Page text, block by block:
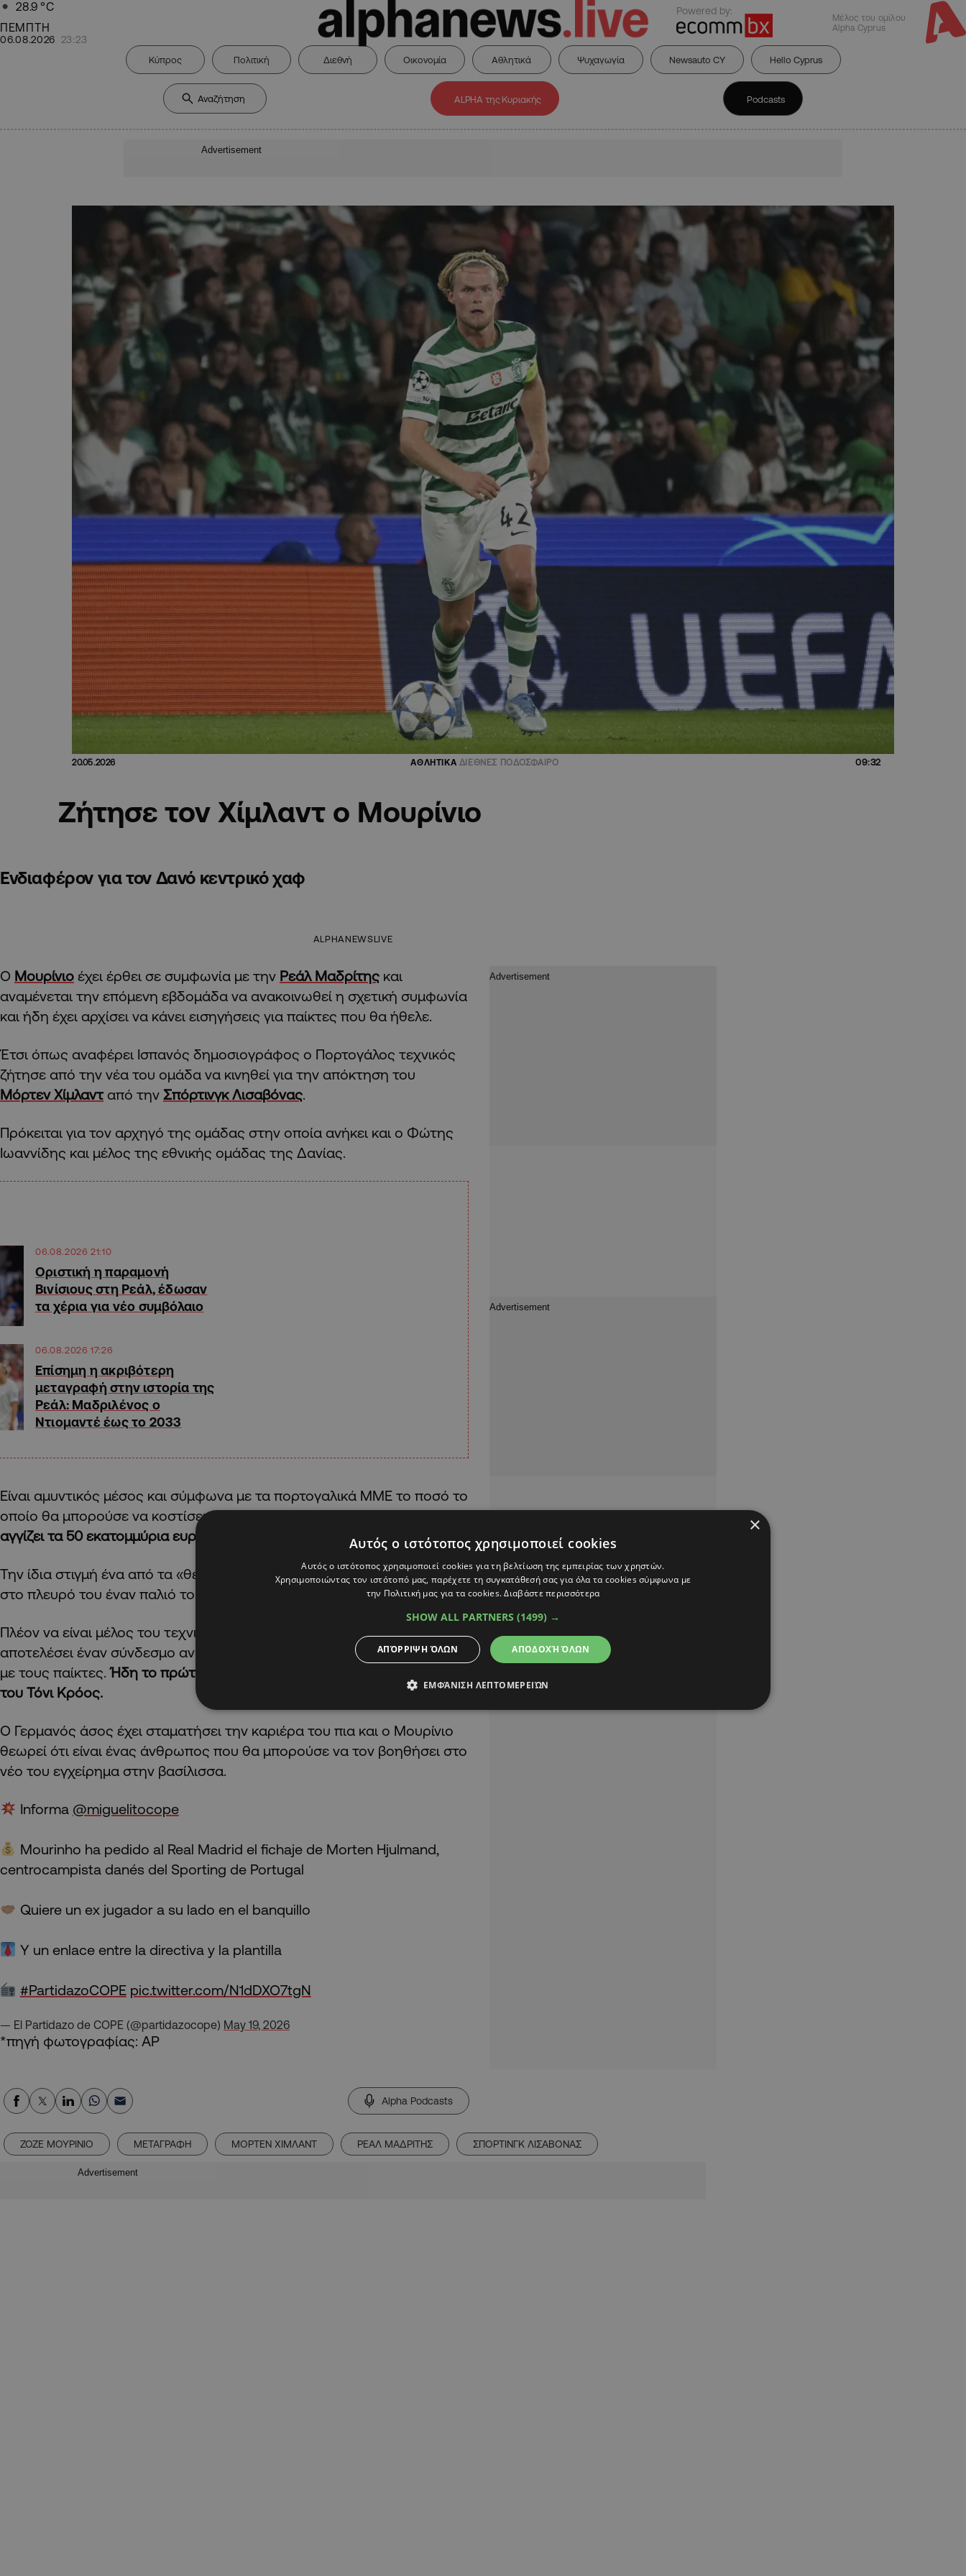
28.9 °C
ΠΕΜΠΤΗ
06.08.2026 23:23
Powered by:
Μέλος του ομίλου
Alpha Cyprus
Κύπρος Πολιτική Διεθνή Οικονομία Αθλητικά Ψυχαγωγία Newsauto CY Hello Cyprus
ALPHA της Κυριακής Podcasts
Advertisement
20.05.2026 ΑΘΛΗΤΙΚΑ ΔΙΕΘΝΕΣ ΠΟΔΟΣΦΑΙΡΟ 09:32
Ζήτησε τον Χίμλαντ ο Μουρίνιο
Ενδιαφέρον για τον Δανό κεντρικό χαφ
ALPHANEWSLIVE
Ο Μουρίνιο έχει έρθει σε συμφωνία με την Ρεάλ Μαδρίτης και
αναμένεται την επόμενη εβδομάδα να ανακοινωθεί η σχετική συμφωνία
και ήδη έχει αρχίσει να κάνει εισηγήσεις για παίκτες που θα ήθελε.
Έτσι όπως αναφέρει Ισπανός δημοσιογράφος ο Πορτογάλος τεχνικός
ζήτησε από την νέα του ομάδα να κινηθεί για την απόκτηση του
Μόρτεν Χίμλανταπό την Σπόρτινγκ Λισαβόνας.
Πρόκειται για τον αρχηγό της ομάδας στην οποία ανήκει και ο Φώτης
Ιωαννίδης και μέλος της εθνικής ομάδας της Δανίας.
06.08.2026 21:10
Οριστική η παραμονή
Βινίσιους στη Ρεάλ, έδωσαν
τα χέρια για νέο συμβόλαιο
06.08.2026 17:26
Επίσημη η ακριβότερη
μεταγραφή στην ιστορία της
Ρεάλ: Μαδριλένος ο
Ντιομαντέ έως το 2033
Είναι αμυντικός μέσος και σύμφωνα με τα πορτογαλικά ΜΜΕ το ποσό το
οποίο θα μπορούσε να κοστίσει η απόκτησή του από την Σπόρτινγκ
αγγίζει τα 50 εκατομμύρια ευρώ.
Την ίδια στιγμή ένα από τα «θέλω» του στη Ρεάλ Μαδρίτης είναι να έχει
στο πλευρό του έναν παλιό του ποδοσφαιριστή.
Πλέον να είναι μέλος του τεχνικού του επιτελείου, με στόχο να
αποτελέσει έναν σύνδεσμο ανάμεσα σε εκείνον και το τεχνικό επιτελείο
με τους παίκτες.Ήδη το πρώτο όνομα που έχει πέσει στο τραπέζι είναι
του Τόνι Κρόος.
Ο Γερμανός άσος έχει σταματήσει την καριέρα του πια και ο Μουρίνιο
θεωρεί ότι είναι ένας άνθρωπος που θα μπορούσε να τον βοηθήσει στο
νέο του εγχείρημα στην βασίλισσα.
Informa @miguelitocope
Mourinho ha pedido al Real Madrid el fichaje de Morten Hjulmand,
centrocampista danés del Sporting de Portugal
Quiere un ex jugador a su lado en el banquillo
Y un enlace entre la directiva y la plantilla
#PartidazoCOPE pic.twitter.com/N1dDXO7tgN
— El Partidazo de COPE (@partidazocope) May 19, 2026
*πηγή φωτογραφίας: AP
Alpha Podcasts
ΖΟΖΕ ΜΟΥΡΙΝΙΟ ΜΕΤΑΓΡΑΦΗ ΜΟΡΤΕΝ ΧΙΜΛΑΝΤ ΡΕΑΛ ΜΑΔΡΙΤΗΣ ΣΠΟΡΤΙΝΓΚ ΛΙΣΑΒΟΝΑΣ
Advertisement
×
Αυτός ο ιστότοπος χρησιμοποιεί cookies
Αυτός ο ιστότοπος χρησιμοποιεί cookies για τη βελτίωση της εμπειρίας των χρηστών.
Χρησιμοποιώντας τον ιστότοπό μας, παρέχετε τη συγκατάθεσή σας για όλα τα cookies σύμφωνα με
την Πολιτική μας για τα cookies.Διαβάστε περισσότερα
SHOW ALL PARTNERS (1499) →
ΑΠΟΔΟΧΉ ΌΛΩΝ
ΑΠΌΡΡΙΨΗ ΌΛΩΝ
ΕΜΦΆΝΙΣΗ ΛΕΠΤΟΜΕΡΕΙΏΝ